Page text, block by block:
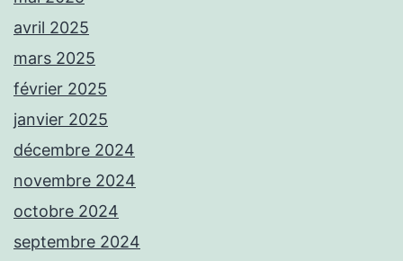
avril 2025
mars 2025
février 2025
janvier 2025
décembre 2024
novembre 2024
octobre 2024
septembre 2024